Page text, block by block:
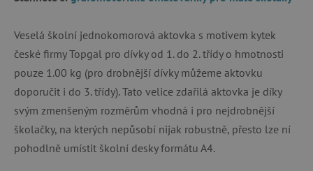
Veselá školní jednokomorová aktovka s motivem kytek
české firmy Topgal pro dívky od 1. do 2. třídy o hmotnosti
pouze 1.00 kg (pro drobnější dívky můžeme aktovku
doporučit i do 3. třídy). Tato velice zdařilá aktovka je díky
svým zmenšeným rozměrům vhodná i pro nejdrobnější
školačky, na kterých nepůsobí nijak robustně, přesto lze ní
pohodlně umístit školní desky formátu A4.